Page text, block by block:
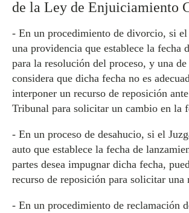
de la Ley de Enjuiciamiento
- En un procedimiento de divorcio, si el
una providencia que establece la fecha
para la resolución del proceso, y una de
considera que dicha fecha no es
interponer un recurso de reposición
Tribunal para solicitar un cambio en la
- En un proceso de desahucio, si el
auto que establece la fecha de
partes desea impugnar dicha fecha,
recurso de reposición para solicitar
- En un procedimiento de reclamación